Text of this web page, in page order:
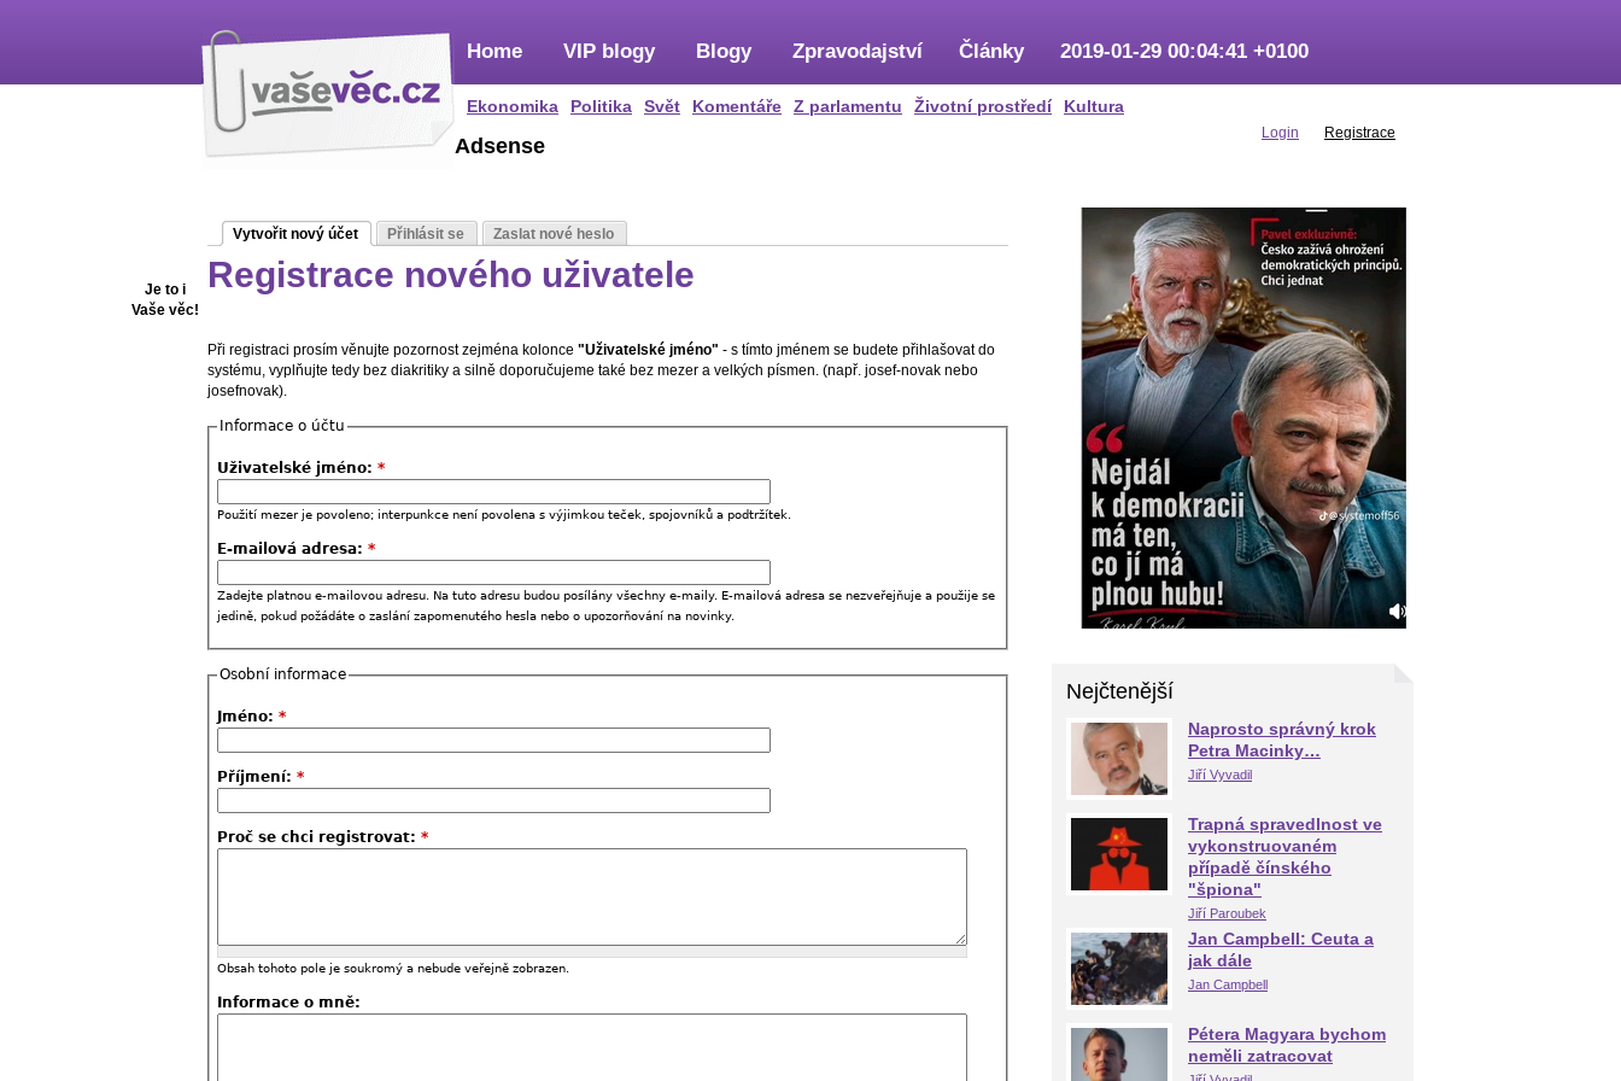
Home
Ekonomika Politika Svět Komentáře Z parlamentu Životní prostředí Kultura
VIP blogy Blogy Zpravodajství Články 2019-01-29 00:04:41 +0100
Login Registrace
Je to i
Vaše věc!
Adsense
Vytvořit nový účet Přihlásit se Zaslat nové heslo
Registrace nového uživatele
Při registraci prosím věnujte pozornost zejména kolonce "Uživatelské jméno" - s tímto jménem se budete přihlašovat do
systému, vyplňujte tedy bez diakritiky a silně doporučujeme také bez mezer a velkých písmen. (např. josef-novak nebo
josefnovak).
Informace o účtu
Uživatelské jméno: *
Použití mezer je povoleno; interpunkce není povolena s výjimkou teček, spojovníků a podtržítek.
E-mailová adresa: *
Zadejte platnou e-mailovou adresu. Na tuto adresu budou posílány všechny e-maily. E-mailová adresa se nezveřejňuje a použije se
jedině, pokud požádáte o zaslání zapomenutého hesla nebo o upozorňování na novinky.
Osobní informace
Jméno: *
Příjmení: *
Proč se chci registrovat: *
Obsah tohoto pole je soukromý a nebude veřejně zobrazen.
Informace o mně:
Nejčtenější
Naprosto správný krok
Petra Macinky…
Jiří Vyvadil
Trapná spravedlnost ve
vykonstruovaném
případě čínského
"špiona"
Jiří Paroubek
Jan Campbell: Ceuta a
jak dále
Jan Campbell
Pétera Magyara bychom
neměli zatracovat